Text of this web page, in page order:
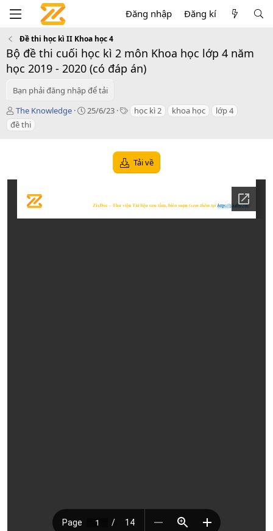
Đăng nhập Đăng kí
Đề thi học kì II Khoa học 4
Bộ đề thi cuối học kì 2 môn Khoa học lớp 4 năm
học 2019 - 2020 (có đáp án)
Bạn phải đăng nhập để tải
T
á
c
The Knowledge
C
t
25/6/23
T học kì 2 khoa học
lớp 4
đề thi
Tải về